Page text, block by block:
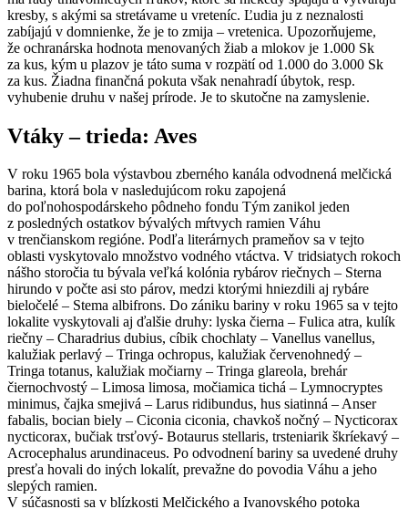
kresby, s akými sa stretávame u vreteníc. Ľudia ju z neznalosti
zabíjajú v domnienke, že je to zmija – vretenica. Upozorňujeme,
že ochranárska hodnota menovaných žiab a mlokov je 1.000 Sk
za kus, kým u plazov je táto suma v rozpätí od 1.000 do 3.000 Sk
za kus. Žiadna finančná pokuta však nenahradí úbytok, resp.
vyhubenie druhu v našej prírode. Je to skutočne na zamyslenie.
Vtáky – trieda: Aves
V roku 1965 bola výstavbou zberného kanála odvodnená melčická
barina, ktorá bola v nasledujúcom roku zapojená
do poľnohospodárskeho pôdneho fondu Tým zanikol jeden
z posledných ostatkov bývalých mŕtvych ramien Váhu
v trenčianskom regióne. Podľa literárnych prameňov sa v tejto
oblasti vyskytovalo množstvo vodného vtáctva. V tridsiatych rokoch
nášho storočia tu bývala veľká kolónia rybárov riečnych – Sterna
hirundo v počte asi sto párov, medzi ktorými hniezdili aj rybáre
bieločelé – Stema albifrons. Do zániku bariny v roku 1965 sa v tejto
lokalite vyskytovali aj ďalšie druhy: lyska čierna – Fulica atra, kulík
riečny – Charadrius dubius, cíbik chochlaty – Vanellus vanellus,
kalužiak perlavý – Tringa ochropus, kalužiak červenohnedý –
Tringa totanus, kalužiak močiarny – Tringa glareola, brehár
čiernochvostý – Limosa limosa, močiamica tichá – Lymnocryptes
minimus, čajka smejivá – Larus ridibundus, hus siatinná – Anser
fabalis, bocian biely – Ciconia ciconia, chavkoš nočný – Nycticorax
nycticorax, bučiak trsťový- Botaurus stellaris, trsteniarik škríekavý –
Acrocephalus arundinaceus. Po odvodnení bariny sa uvedené druhy
presťa hovali do iných lokalít, prevažne do povodia Váhu a jeho
slepých ramien.
V súčasnosti sa v blízkosti Melčického a Ivanovského potoka